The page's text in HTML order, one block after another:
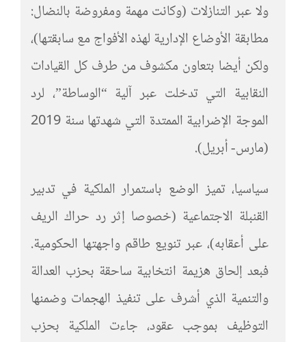
ولا عبر التنازلات (وكانت مهمة ومفروضة بالنضال:
مطابقة الأوضاع الإدارية لهذه الأفواج مع سابقتها)،
ولكن أيضا بتعاون مكشوف من طرف كل القيادات
النقابية التي تدخلت عبر آلية “الوساطة”، لرد
الموجة الإضرابية الممتدة التي شهدتها سنة 2019
(مارس- أبريل).
سياسيا، تميز الوضع باستمرار الملكية في تدبير
القنبلة الاجتماعية (خصوصا إثر رد حراك الريف
على أعقابه)، عبر تنويع طاقم واجهتها الحكومية.
فبعد إلحاق هزيمة انتخابية ساحقة بحزب العدالة
والتنمية الذي أشرف على تنفيذ الهجمات وضمنها
التوظيف بموجب عقود، جاءت الملكية بحزب